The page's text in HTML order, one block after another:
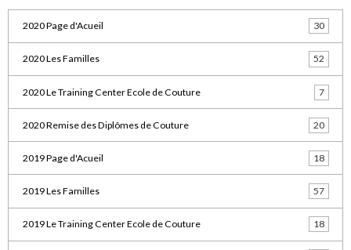
2020 Page d'Acueil 30
2020 Les Familles 52
2020 Le Training Center Ecole de Couture 7
2020 Remise des Diplômes de Couture 20
2019 Page d'Acueil 18
2019 Les Familles 57
2019 Le Training Center Ecole de Couture 18